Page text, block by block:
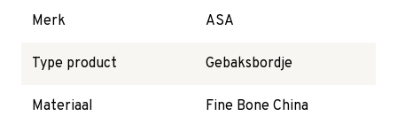
Merk ASA
Type product Gebaksbordje
Materiaal Fine Bone China